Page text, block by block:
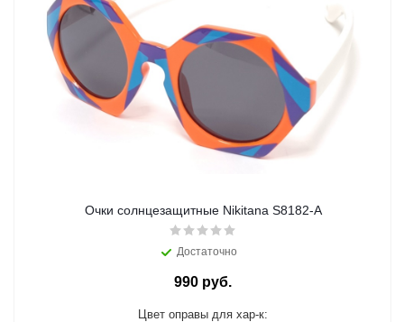
Очки солнцезащитные Nikitana S8182-A
Достаточно
990 руб.
Цвет оправы для хар-к: